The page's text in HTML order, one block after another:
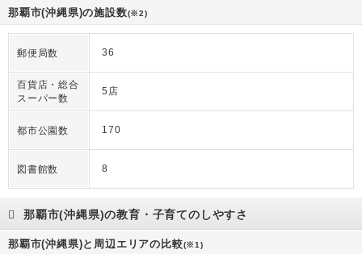
那覇市(沖縄県)の施設数(※2)
郵便局数 36
百貨店・総合
スーパー数
5店
都市公園数 170
図書館数 8
那覇市(沖縄県)の教育・子育てのしやすさ
那覇市(沖縄県)と周辺エリアの比較(※1)